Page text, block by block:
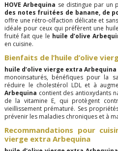
HOVE Arbequina se distingue par un
des notes fruitées de banane, de
offre une rétro-olfaction délicate et
idéale pour ceux qui préfèrent une
fruité fait que le huile d’olive
en cuisine.
Bienfaits de l’huile d’olive
huile d’olive vierge extra Arbequina
monoinsaturés, bénéfiques pour la
réduire le cholestérol LDL et à
Arbequina contient des antioxydants
de la vitamine E, qui protègent
vieillissement prématuré. Ses
prévenir les maladies chroniques et à
Recommandations pour
vierge extra Arbequina